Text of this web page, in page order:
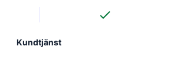
Kundtjänst